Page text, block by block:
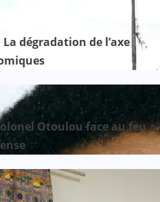
dégradation de l’axe
Otoulou face au feu